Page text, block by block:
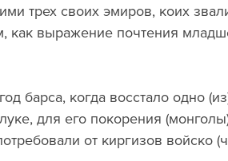
трех своих эмиров, коих
как выражение почтения
барса, когда восстало одно
для его покорения
от киргизов войско